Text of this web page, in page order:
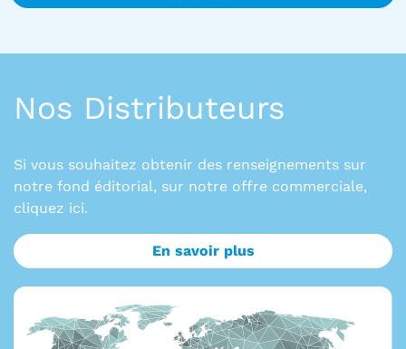
Nos Distributeurs
Si vous souhaitez obtenir des renseignements sur
notre fond éditorial, sur notre offre commerciale,
cliquez ici.
En savoir plus